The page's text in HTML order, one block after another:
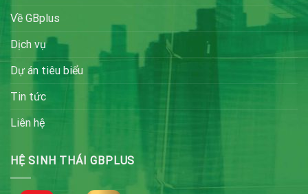
Về GBplus
Dịch vụ
Dự án tiêu biểu
Tin tức
Liên hệ
HỆ SINH THÁI GBPLUS